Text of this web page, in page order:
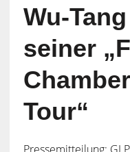
Wu-
seiner
Tour“